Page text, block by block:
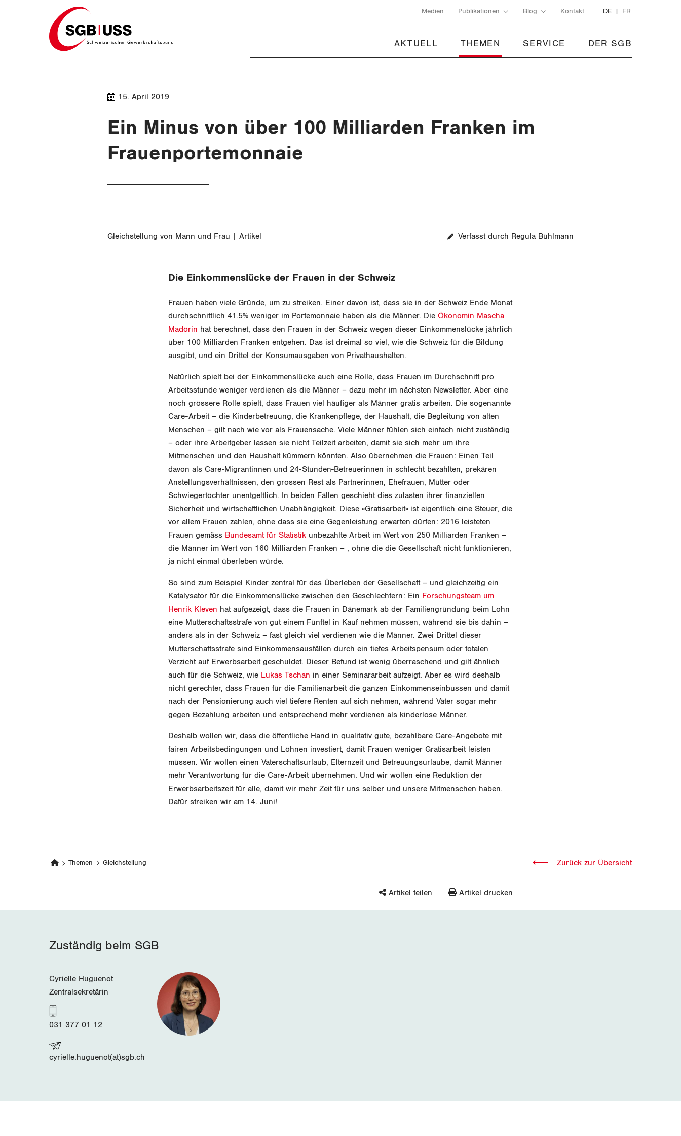
Home Medien Publikationen Blog Kontakt DE FR
AKTUELL THEMEN SERVICE DER SGB
15. April 2019
Ein Minus von über 100 Milliarden Franken im
Frauenportemonnaie
Gleichstellung von Mann und Frau Artikel Verfasst durch Regula Bühlmann
Die Einkommenslücke der Frauen in der Schweiz
Frauen haben viele Gründe, um zu streiken. Einer davon ist, dass sie in der Schweiz Ende Monat
durchschnittlich 41.5% weniger im Portemonnaie haben als die Männer. Die Ökonomin Mascha
Madörin hat berechnet, dass den Frauen in der Schweiz wegen dieser Einkommenslücke jährlich
über 100 Milliarden Franken entgehen. Das ist dreimal so viel, wie die Schweiz für die Bildung
ausgibt, und ein Drittel der Konsumausgaben von Privathaushalten.
Natürlich spielt bei der Einkommenslücke auch eine Rolle, dass Frauen im Durchschnitt pro
Arbeitsstunde weniger verdienen als die Männer – dazu mehr im nächsten Newsletter. Aber eine
noch grössere Rolle spielt, dass Frauen viel häufiger als Männer gratis arbeiten. Die sogenannte
Care-Arbeit – die Kinderbetreuung, die Krankenpflege, der Haushalt, die Begleitung von alten
Menschen – gilt nach wie vor als Frauensache. Viele Männer fühlen sich einfach nicht zuständig
– oder ihre Arbeitgeber lassen sie nicht Teilzeit arbeiten, damit sie sich mehr um ihre
Mitmenschen und den Haushalt kümmern könnten. Also übernehmen die Frauen: Einen Teil
davon als Care-Migrantinnen und 24-Stunden-Betreuerinnen in schlecht bezahlten, prekären
Anstellungsverhältnissen, den grossen Rest als Partnerinnen, Ehefrauen, Mütter oder
Schwiegertöchter unentgeltlich. In beiden Fällen geschieht dies zulasten ihrer finanziellen
Sicherheit und wirtschaftlichen Unabhängigkeit. Diese «Gratisarbeit» ist eigentlich eine Steuer, die
vor allem Frauen zahlen, ohne dass sie eine Gegenleistung erwarten dürfen: 2016 leisteten
Frauen gemäss Bundesamt für Statistik unbezahlte Arbeit im Wert von 250 Milliarden Franken –
die Männer im Wert von 160 Milliarden Franken – , ohne die die Gesellschaft nicht funktionieren,
ja nicht einmal überleben würde.
So sind zum Beispiel Kinder zentral für das Überleben der Gesellschaft – und gleichzeitig ein
Katalysator für die Einkommenslücke zwischen den Geschlechtern: Ein Forschungsteam um
Henrik Kleven hat aufgezeigt, dass die Frauen in Dänemark ab der Familiengründung beim Lohn
eine Mutterschaftsstrafe von gut einem Fünftel in Kauf nehmen müssen, während sie bis dahin –
anders als in der Schweiz – fast gleich viel verdienen wie die Männer. Zwei Drittel dieser
Mutterschaftsstrafe sind Einkommensausfällen durch ein tiefes Arbeitspensum oder totalen
Verzicht auf Erwerbsarbeit geschuldet. Dieser Befund ist wenig überraschend und gilt ähnlich
auch für die Schweiz, wie Lukas Tschan in einer Seminararbeit aufzeigt. Aber es wird deshalb
nicht gerechter, dass Frauen für die Familienarbeit die ganzen Einkommenseinbussen und damit
nach der Pensionierung auch viel tiefere Renten auf sich nehmen, während Väter sogar mehr
gegen Bezahlung arbeiten und entsprechend mehr verdienen als kinderlose Männer.
Deshalb wollen wir, dass die öffentliche Hand in qualitativ gute, bezahlbare Care-Angebote mit
fairen Arbeitsbedingungen und Löhnen investiert, damit Frauen weniger Gratisarbeit leisten
müssen. Wir wollen einen Vaterschaftsurlaub, Elternzeit und Betreuungsurlaube, damit Männer
mehr Verantwortung für die Care-Arbeit übernehmen. Und wir wollen eine Reduktion der
Erwerbsarbeitszeit für alle, damit wir mehr Zeit für uns selber und unsere Mitmenschen haben.
Dafür streiken wir am 14. Juni!
Themen Gleichstellung Zurück zur Übersicht
Artikel teilen Artikel drucken
Zuständig beim SGB
Cyrielle Huguenot
Zentralsekretärin
031 377 01 12
cyrielle.huguenot(at)sgb.ch